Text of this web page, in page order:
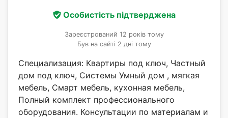
Особистість підтверджена
Зареєстрований 12 років тому
Був на сайті 2 дні тому
Специализация: Квартиры под ключ, Частный
дом под ключ, Системы Умный дом , мягкая
мебель, Смарт мебель, кухонная мебель,
Полный комплект профессионального
оборудования. Консультации по материалам и